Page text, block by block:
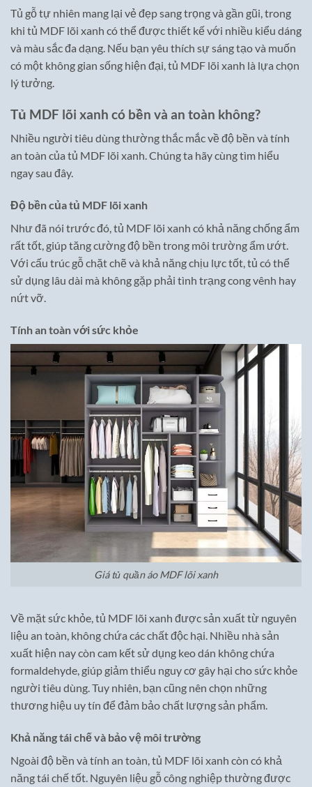
Tủ gỗ tự nhiên mang lại vẻ đẹp sang trọng và gần gũi, trong
khi tủ MDF lõi xanh có thể được thiết kế với nhiều kiểu dáng
và màu sắc đa dạng. Nếu bạn yêu thích sự sáng tạo và muốn
có một không gian sống hiện đại, tủ MDF lõi xanh là lựa chọn
lý tưởng.
Tủ MDF lõi xanh có bền và an toàn không?
Nhiều người tiêu dùng thường thắc mắc về độ bền và tính
an toàn của tủ MDF lõi xanh. Chúng ta hãy cùng tìm hiểu
ngay sau đây.
Độ bền của tủ MDF lõi xanh
Như đã nói trước đó, tủ MDF lõi xanh có khả năng chống ẩm
rất tốt, giúp tăng cường độ bền trong môi trường ẩm ướt.
Với cấu trúc gỗ chặt chẽ và khả năng chịu lực tốt, tủ có thể
sử dụng lâu dài mà không gặp phải tình trạng cong vênh hay
nứt vỡ.
Tính an toàn với sức khỏe
Giá tủ quần áo MDF lõi xanh
Về mặt sức khỏe, tủ MDF lõi xanh được sản xuất từ nguyên
liệu an toàn, không chứa các chất độc hại. Nhiều nhà sản
xuất hiện nay còn cam kết sử dụng keo dán không chứa
formaldehyde, giúp giảm thiểu nguy cơ gây hại cho sức khỏe
người tiêu dùng. Tuy nhiên, bạn cũng nên chọn những
thương hiệu uy tín để đảm bảo chất lượng sản phẩm.
Khả năng tái chế và bảo vệ môi trường
Ngoài độ bền và tính an toàn, tủ MDF lõi xanh còn có khả
năng tái chế tốt. Nguyên liệu gỗ công nghiệp thường được